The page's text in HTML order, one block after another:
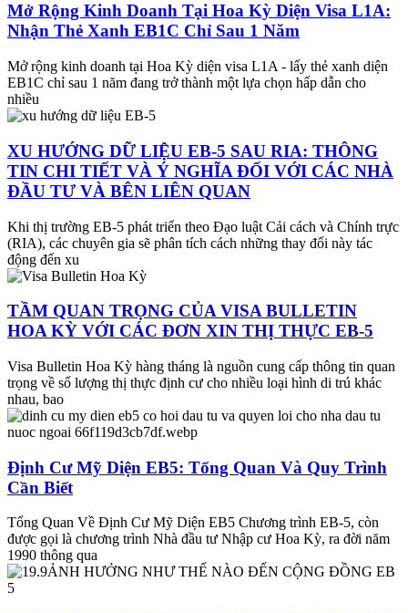
Mở Rộng Kinh Doanh Tại Hoa Kỳ Diện Visa L1A:
Nhận Thẻ Xanh EB1C Chỉ Sau 1 Năm
Mở rộng kinh doanh tại Hoa Kỳ diện visa L1A - lấy thẻ xanh diện
EB1C chỉ sau 1 năm đang trở thành một lựa chọn hấp dẫn cho
nhiều
XU HƯỚNG DỮ LIỆU EB-5 SAU RIA: THÔNG
TIN CHI TIẾT VÀ Ý NGHĨA ĐỐI VỚI CÁC NHÀ
ĐẦU TƯ VÀ BÊN LIÊN QUAN
Khi thị trường EB-5 phát triển theo Đạo luật Cải cách và Chính trực
(RIA), các chuyên gia sẽ phân tích cách những thay đổi này tác
động đến xu
TẦM QUAN TRỌNG CỦA VISA BULLETIN
HOA KỲ VỚI CÁC ĐƠN XIN THỊ THỰC EB-5
Visa Bulletin Hoa Kỳ hàng tháng là nguồn cung cấp thông tin quan
trọng về số lượng thị thực định cư cho nhiều loại hình di trú khác
nhau, bao
Định Cư Mỹ Diện EB5: Tổng Quan Và Quy Trình
Cần Biết
Tổng Quan Về Định Cư Mỹ Diện EB5 Chương trình EB-5, còn
được gọi là chương trình Nhà đầu tư Nhập cư Hoa Kỳ, ra đời năm
1990 thông qua